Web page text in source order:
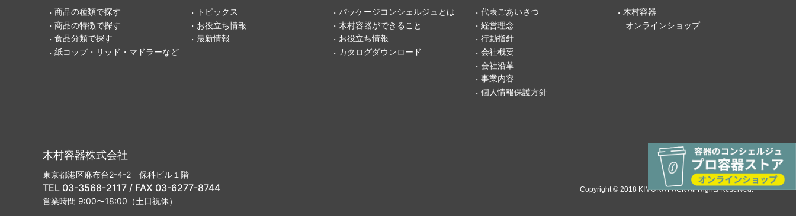
商品の種類で探す
商品の特徴で探す
食品分類で探す
紙コップ・リッド・マドラーなど
トピックス
お役立ち情報
最新情報
パッケージコンシェルジュとは
木村容器ができること
お役立ち情報
カタログダウンロード
代表ごあいさつ
経営理念
行動指針
会社概要
会社沿革
事業内容
個人情報保護方針
木村容器
オンラインショップ
木村容器株式会社
東京都港区麻布台2-4-2 保科ビル１階
TEL 03-3568-2117 / FAX 03-6277-8744
営業時間 9:00〜18:00（土日祝休）
Copyright © 2018 KIMURA PACK All Rights Reserved.